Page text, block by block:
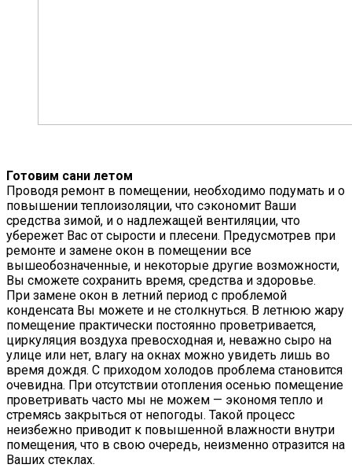
Готовим сани летом
Проводя ремонт в помещении, необходимо подумать и о
повышении теплоизоляции, что сэкономит Ваши
средства зимой, и о надлежащей вентиляции, что
убережет Вас от сырости и плесени. Предусмотрев при
ремонте и замене окон в помещении все
вышеобозначенные, и некоторые другие возможности,
Вы сможете сохранить время, средства и здоровье.
При замене окон в летний период с проблемой
конденсата Вы можете и не столкнуться. В летнюю жару
помещение практически постоянно проветривается,
циркуляция воздуха превосходная и, неважно сыро на
улице или нет, влагу на окнах можно увидеть лишь во
время дождя. С приходом холодов проблема становится
очевидна. При отсутствии отопления осенью помещение
проветривать часто мы не можем — экономя тепло и
стремясь закрыться от непогоды. Такой процесс
неизбежно приводит к повышенной влажности внутри
помещения, что в свою очередь, неизменно отразится на
Ваших стеклах.